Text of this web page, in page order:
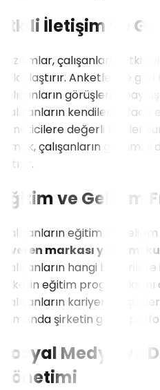
Etkili İletişim ve
Yazılımlar, çalışanlarla etkili
kolaylaştırır. Anketler ve
çalışanların görüşlerini
Çalışanların kendilerini
yöneticilere değerli bilgiler
almak, çalışanların gelişimini
artırır.
Eğitim ve Gelişim
Çalışanların eğitim ve
işveren markası yazılımı
Çalışanların hangi
şirketin eğitim
Çalışanların kariyer
zamanda şirketin genel
Sosyal Medya ve
Yönetimi